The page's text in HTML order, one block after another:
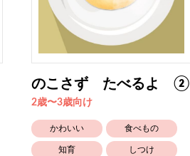
のこさず たべるよ ②
2歳〜3歳向け
かわいい 食べもの
知育 しつけ